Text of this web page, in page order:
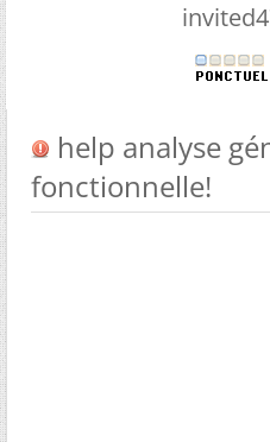
help analyse
fonctionnelle!